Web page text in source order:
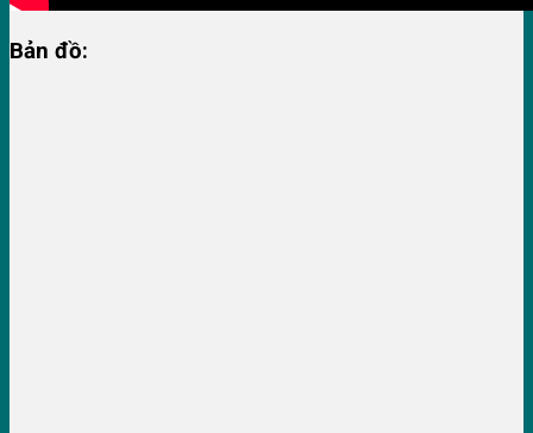
Bản đồ: